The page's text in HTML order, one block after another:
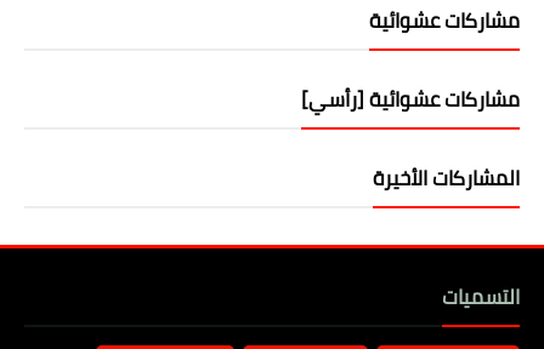
مشاركات عشوائية
مشاركات عشوائية [رأسي]
المشاركات الأخيرة
التسميات